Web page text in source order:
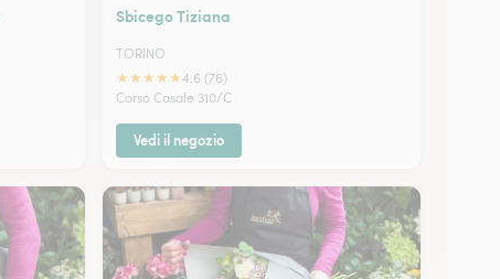
Sbicego Tiziana
TORINO
★★★★★4.6 (76)
Corso Casale 310/C
Vedi il negozio